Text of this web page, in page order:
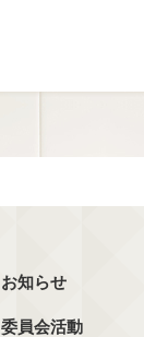
お知らせ
委員会活動